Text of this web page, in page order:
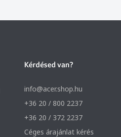
Kérdésed van?
info@acer.shop.hu
+36 20 / 800 2237
+36 20 / 372 2237
Céges árajánlat kérés